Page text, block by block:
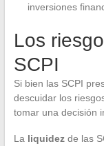
inversiones
Los
SCPI
Si bien las SCPI
descuidar los
tomar una decisión
La liquidezde las